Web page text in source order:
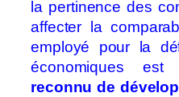
la pertinence des
affecter la
employé pour la
économiques
reconnu de